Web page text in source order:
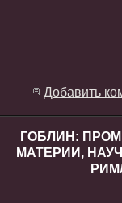
Добавить
ГОБЛИН:
МАТЕРИИ,